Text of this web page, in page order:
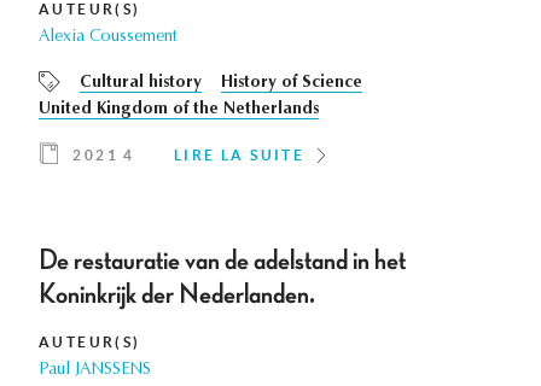
AUTEUR(S)
Alexia Coussement
Cultural history
History of Science
United Kingdom of the Netherlands
2021 4 LIRE LA SUITE
De restauratie van de adelstand in het
Koninkrijk der Nederlanden.
AUTEUR(S)
Paul JANSSENS